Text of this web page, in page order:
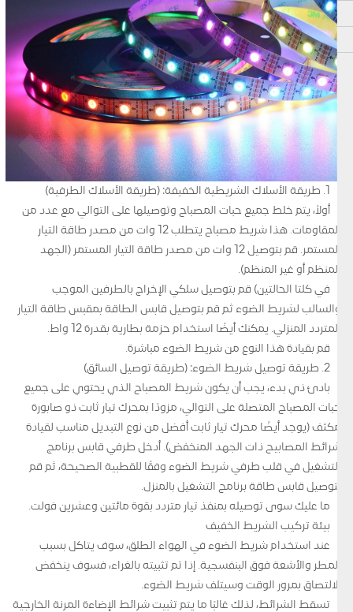
أولاً، يتم خلط جميع حبات المصباح وتوصيلها على التوالي مع عدد من
المقاومات. هذا شريط مصباح يتطلب 12 وات من مصدر طاقة التيار
المستمر. قم بتوصيل 12 وات من مصدر طاقة التيار المستمر (الجهد
المنظم أو غير المنظم).
في كلتا الحالتين) قم بتوصيل سلكي الإخراج بالطرفين الموجب
والسالب لشريط الضوء ثم قم بتوصيل قابس الطاقة بمقبس طاقة التيار
المتردد المنزلي. يمكنك أيضًا استخدام حزمة بطارية بقدرة 12 واط.
قم بقيادة هذا النوع من شريط الضوء مباشرة.
بادئ ذي بدء، يجب أن يكون شريط المصباح الذي يحتوي على جميع
حبات المصباح المتصلة على التوالي، مزودًا بمحرك تيار ثابت ذو صابورة
مكثف (يوجد أيضًا محرك تيار ثابت أفضل من نوع التبديل مناسب لقيادة
شرائط المصابيح ذات الجهد المنخفض). أدخل طرفي قابس برنامج
التشغيل في قلب طرفي شريط الضوء وفقًا للقطبية الصحيحة، ثم قم
بتوصيل قابس طاقة برنامج التشغيل بالمنزل.
ما عليك سوى توصيله بمنفذ تيار متردد بقوة مائتين وعشرين فولت.
بيئة تركيب الشريط الخفيف
عند استخدام شريط الضوء في الهواء الطلق، سوف يتآكل بسبب
المطر والأشعة فوق البنفسجية. إذا تم تثبيته بالغراء، فسوف ينخفض ​​
الالتصاق بمرور الوقت وسيتلف شريط الضوء.
تسقط الشرائط، لذلك غالبًا ما يتم تثبيت شرائط الإضاءة المرنة الخارجية